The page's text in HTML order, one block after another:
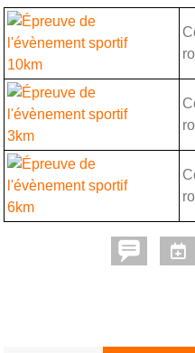
10km
3km
6km